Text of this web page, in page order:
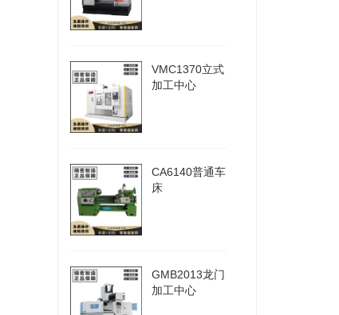
VMC1370立式
加工中心
CA6140普通车
床
GMB2013龙门
加工中心